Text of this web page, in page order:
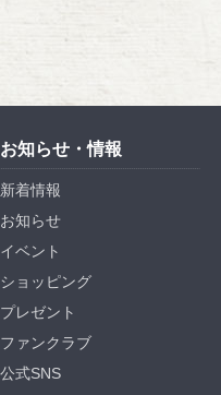
お知らせ・情報
新着情報
お知らせ
イベント
ショッピング
プレゼント
ファンクラブ
公式SNS